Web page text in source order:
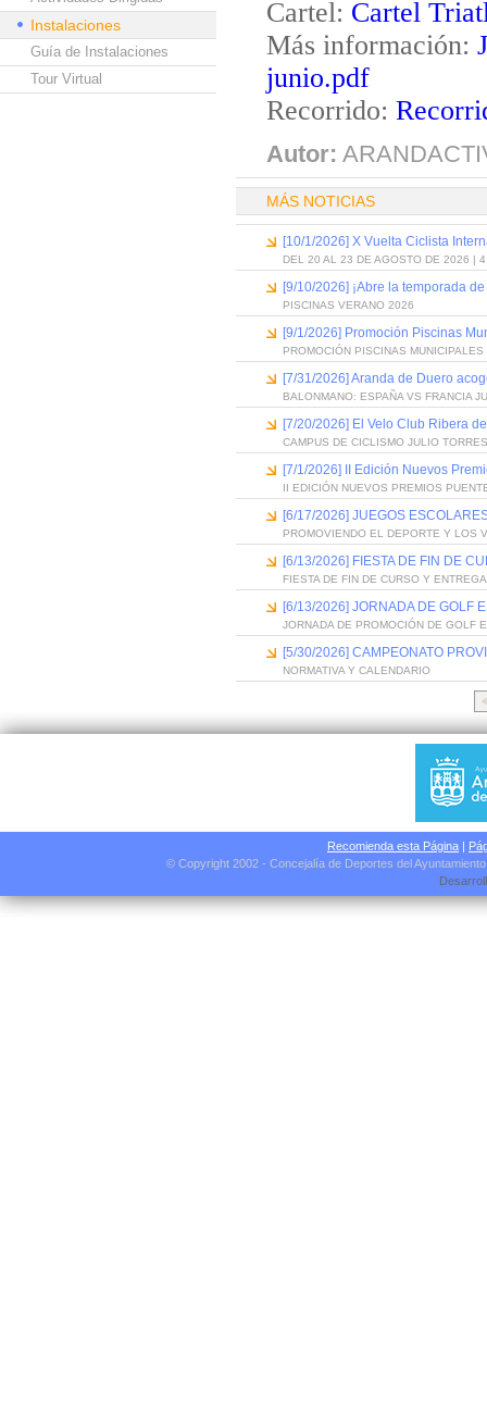
Instalaciones
Guía de Instalaciones
Tour Virtual
Cartel: Cartel
Más información:
junio.pdf
Recorrido:
Autor:
MÁS NOTICIAS
[10/1/2026] X Vuelta Ciclista
DEL 20 AL 23 DE AGOSTO DE 2026 | 4
[9/10/2026] ¡Abre la temporada
PISCINAS VERANO 2026
[9/1/2026] Promoción Piscinas
PROMOCIÓN PISCINAS
[7/31/2026] Aranda de Duero
BALONMANO: ESPAÑA VS FRANCIA
[7/20/2026] El Velo Club Ribera
CAMPUS DE CICLISMO JULIO
[7/1/2026] II Edición Nuevos
II EDICIÓN NUEVOS PREMIOS
[6/17/2026] JUEGOS
PROMOVIENDO EL DEPORTE Y LOS
[6/13/2026] FIESTA DE FIN DE
FIESTA DE FIN DE CURSO Y
[6/13/2026] JORNADA DE GOLF
JORNADA DE PROMOCIÓN DE GOLF
[5/30/2026] CAMPEONATO
NORMATIVA Y CALENDARIO
Recomienda esta Página |
© Copyright 2002 - Concejalía de Deportes del